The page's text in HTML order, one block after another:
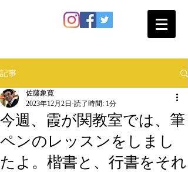
記事
今週、霞が関教室では、筆
ペンのレッスンをしまし
たよ。楷書と、行書をそれ
佐藤象寛
2023年12月2日 読了時間: 1分